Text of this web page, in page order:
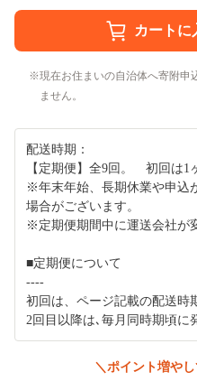
現在お住まいの自治体へ寄附申
ません。
配送時期：
【定期便】全9回。 初回は1
※年末年始、長期休業や申込
場合がございます。
※定期便期間中に運送会社が
■定期便について
----
初回は、ページ記載の配送時
2回目以降は､毎月同時期頃に
＼ポイント増や